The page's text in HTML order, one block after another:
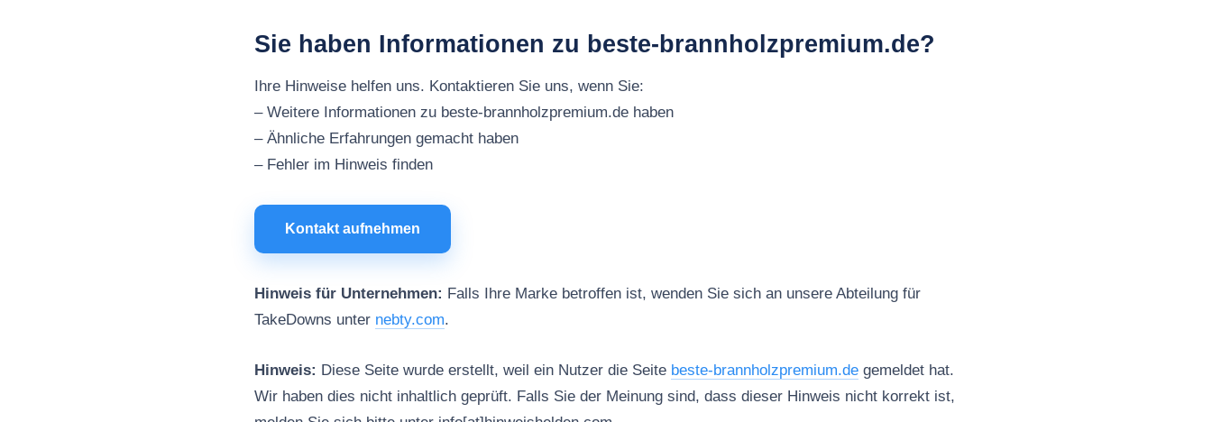
Sie haben Informationen zu beste-brannholzpremium.de?
Ihre Hinweise helfen uns. Kontaktieren Sie uns, wenn Sie:
– Weitere Informationen zu beste-brannholzpremium.de haben
– Ähnliche Erfahrungen gemacht haben
– Fehler im Hinweis finden
Kontakt aufnehmen
Hinweis für Unternehmen: Falls Ihre Marke betroffen ist, wenden Sie sich an unsere Abteilung für
TakeDowns unter nebty.com.
Hinweis: Diese Seite wurde erstellt, weil ein Nutzer die Seite beste-brannholzpremium.de gemeldet hat.
Wir haben dies nicht inhaltlich geprüft. Falls Sie der Meinung sind, dass dieser Hinweis nicht korrekt ist,